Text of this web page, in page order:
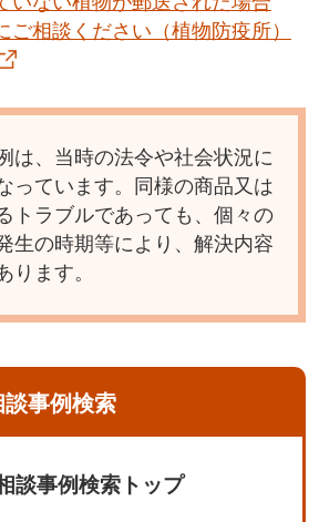
ご相談ください（植物防疫所）
は、当時の法令や社会状況に
っています。同様の商品又は
トラブルであっても、個々の
生の時期等により、解決内容
ります。
事例検索
談事例検索トップ